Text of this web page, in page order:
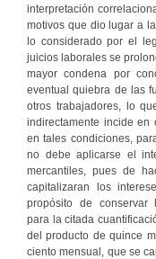
interpretación
motivos que dio lugar a
lo considerado por el
juicios laborales se
mayor condena por
eventual quiebra de las
otros trabajadores, lo
indirectamente incide en
en tales condiciones,
no debe aplicarse el
mercantiles, pues de
capitalizaran los
propósito de conservar
para la citada
del producto de quince
ciento mensual, que se